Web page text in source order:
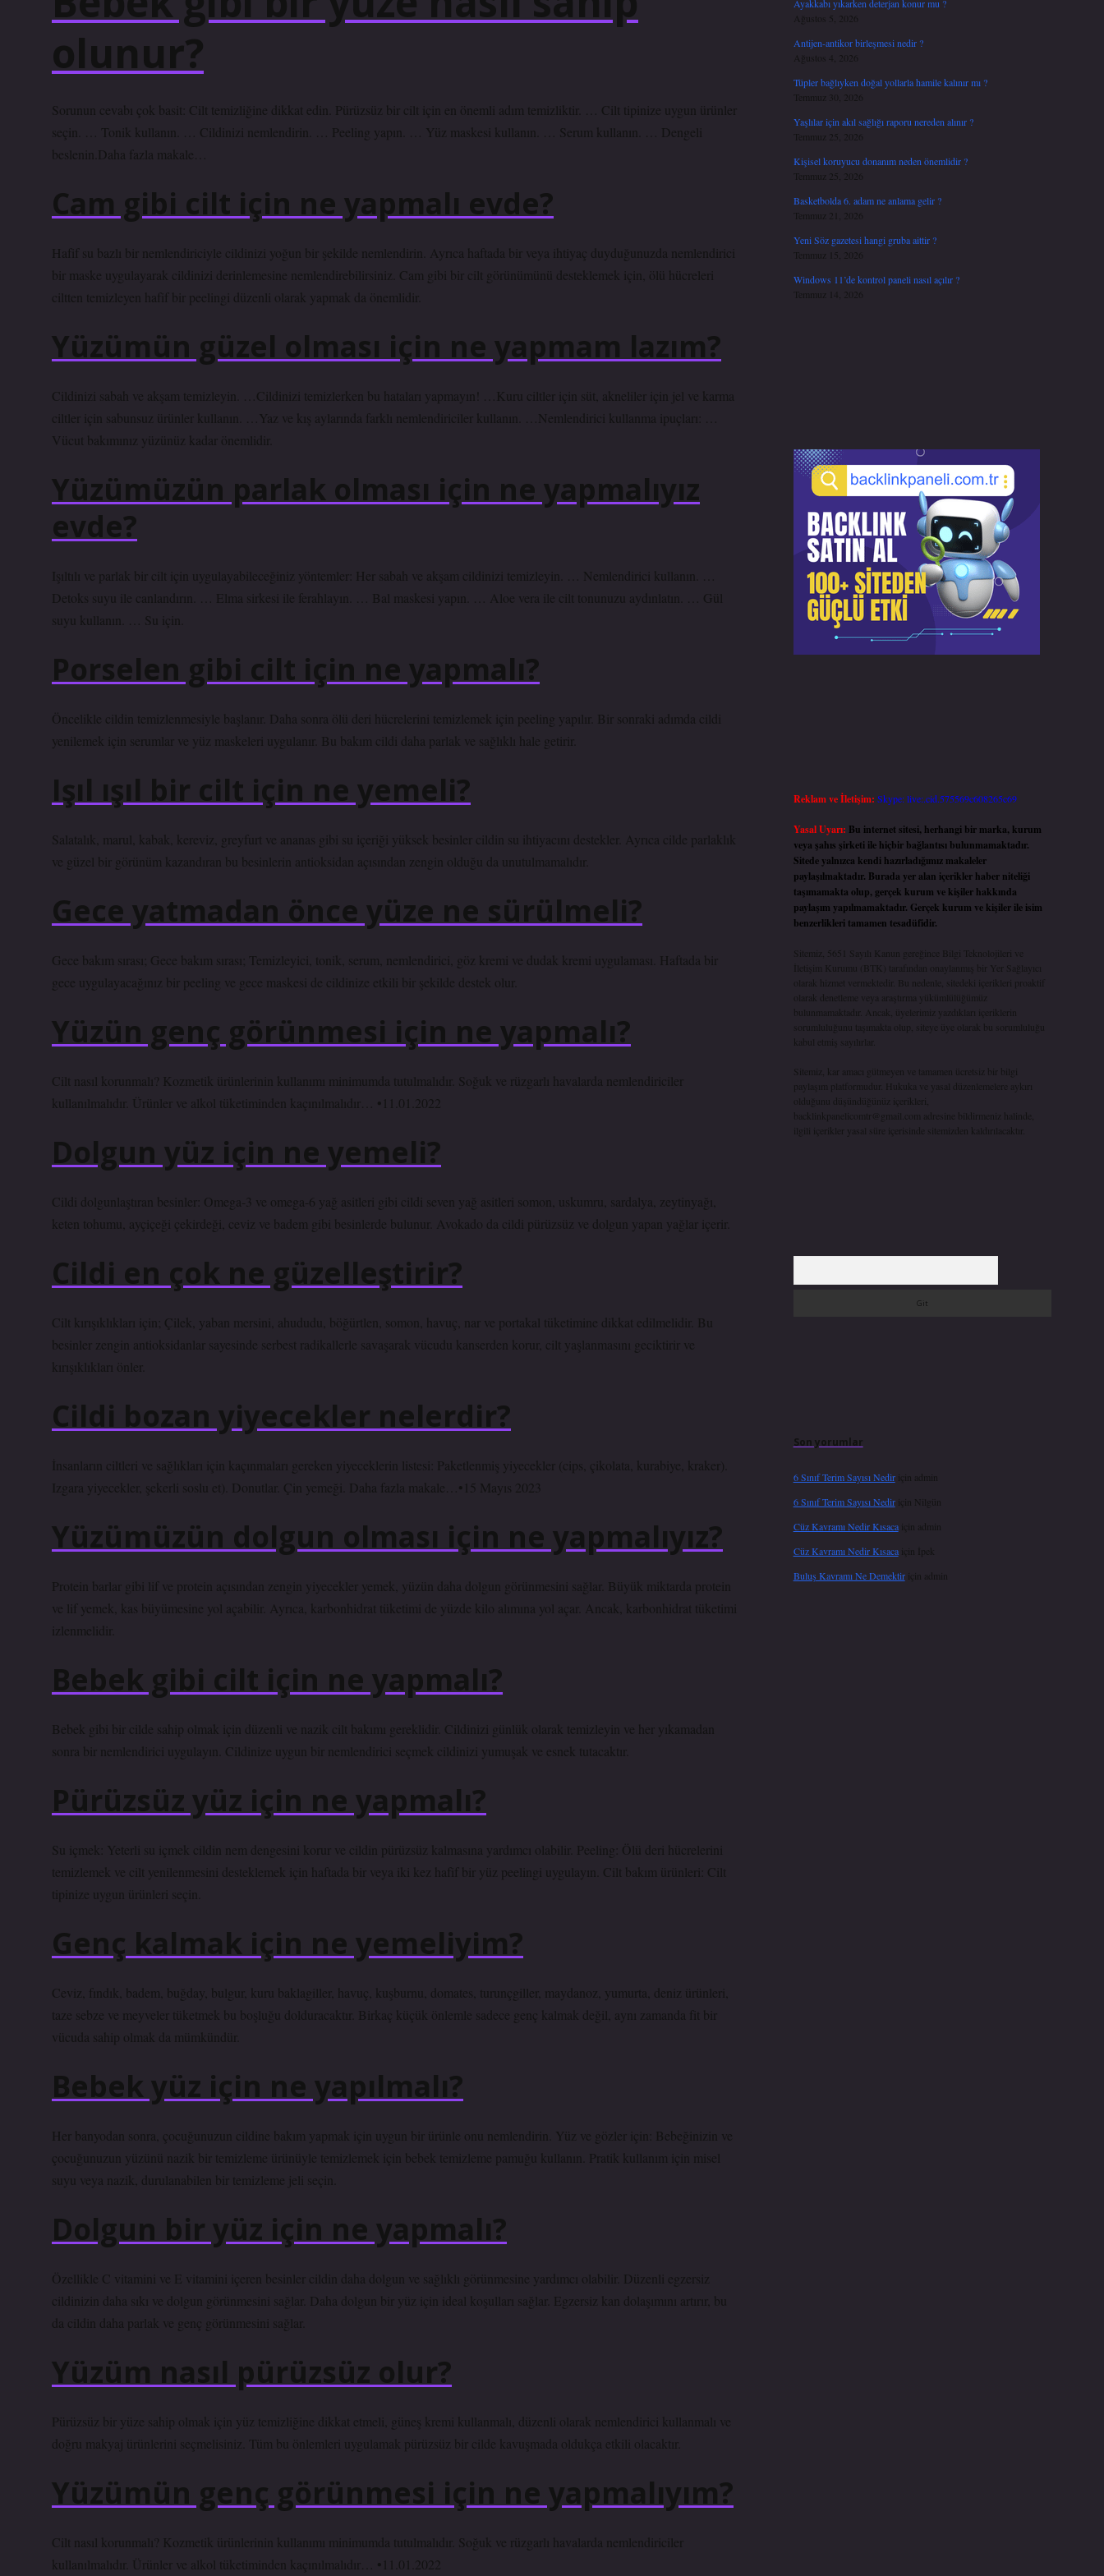
olunur?
Sorunun cevabı çok basit: Cilt temizliğine dikkat edin. Pürüzsüz bir cilt için en önemli adım temizliktir. … Cilt tipinize uygun ürünler
seçin. … Tonik kullanın. … Cildinizi nemlendirin. … Peeling yapın. … Yüz maskesi kullanın. … Serum kullanın. … Dengeli
beslenin.Daha fazla makale…
Cam gibi cilt için ne yapmalı evde?
Hafif su bazlı bir nemlendiriciyle cildinizi yoğun bir şekilde nemlendirin. Ayrıca haftada bir veya ihtiyaç duyduğunuzda nemlendirici
bir maske uygulayarak cildinizi derinlemesine nemlendirebilirsiniz. Cam gibi bir cilt görünümünü desteklemek için, ölü hücreleri
ciltten temizleyen hafif bir peelingi düzenli olarak yapmak da önemlidir.
Yüzümün güzel olması için ne yapmam lazım?
Cildinizi sabah ve akşam temizleyin. …Cildinizi temizlerken bu hataları yapmayın! …Kuru ciltler için süt, akneliler için jel ve karma
ciltler için sabunsuz ürünler kullanın. …Yaz ve kış aylarında farklı nemlendiriciler kullanın. …Nemlendirici kullanma ipuçları: …
Vücut bakımınız yüzünüz kadar önemlidir.
Yüzümüzün parlak olması için ne yapmalıyız
evde?
Işıltılı ve parlak bir cilt için uygulayabileceğiniz yöntemler: Her sabah ve akşam cildinizi temizleyin. … Nemlendirici kullanın. …
Detoks suyu ile canlandırın. … Elma sirkesi ile ferahlayın. … Bal maskesi yapın. … Aloe vera ile cilt tonunuzu aydınlatın. … Gül
suyu kullanın. … Su için.
Porselen gibi cilt için ne yapmalı?
Öncelikle cildin temizlenmesiyle başlanır. Daha sonra ölü deri hücrelerini temizlemek için peeling yapılır. Bir sonraki adımda cildi
yenilemek için serumlar ve yüz maskeleri uygulanır. Bu bakım cildi daha parlak ve sağlıklı hale getirir.
Işıl ışıl bir cilt için ne yemeli?
Salatalık, marul, kabak, kereviz, greyfurt ve ananas gibi su içeriği yüksek besinler cildin su ihtiyacını destekler. Ayrıca cilde parlaklık
ve güzel bir görünüm kazandıran bu besinlerin antioksidan açısından zengin olduğu da unutulmamalıdır.
Gece yatmadan önce yüze ne sürülmeli?
Gece bakım sırası; Gece bakım sırası; Temizleyici, tonik, serum, nemlendirici, göz kremi ve dudak kremi uygulaması. Haftada bir
gece uygulayacağınız bir peeling ve gece maskesi de cildinize etkili bir şekilde destek olur.
Yüzün genç görünmesi için ne yapmalı?
Cilt nasıl korunmalı? Kozmetik ürünlerinin kullanımı minimumda tutulmalıdır. Soğuk ve rüzgarlı havalarda nemlendiriciler
kullanılmalıdır. Ürünler ve alkol tüketiminden kaçınılmalıdır… •11.01.2022
Dolgun yüz için ne yemeli?
Cildi dolgunlaştıran besinler: Omega-3 ve omega-6 yağ asitleri gibi cildi seven yağ asitleri somon, uskumru, sardalya, zeytinyağı,
keten tohumu, ayçiçeği çekirdeği, ceviz ve badem gibi besinlerde bulunur. Avokado da cildi pürüzsüz ve dolgun yapan yağlar içerir.
Cildi en çok ne güzelleştirir?
Cilt kırışıklıkları için; Çilek, yaban mersini, ahududu, böğürtlen, somon, havuç, nar ve portakal tüketimine dikkat edilmelidir. Bu
besinler zengin antioksidanlar sayesinde serbest radikallerle savaşarak vücudu kanserden korur, cilt yaşlanmasını geciktirir ve
kırışıklıkları önler.
Cildi bozan yiyecekler nelerdir?
İnsanların ciltleri ve sağlıkları için kaçınmaları gereken yiyeceklerin listesi: Paketlenmiş yiyecekler (cips, çikolata, kurabiye, kraker).
Izgara yiyecekler, şekerli soslu et). Donutlar. Çin yemeği. Daha fazla makale…•15 Mayıs 2023
Yüzümüzün dolgun olması için ne yapmalıyız?
Protein barlar gibi lif ve protein açısından zengin yiyecekler yemek, yüzün daha dolgun görünmesini sağlar. Büyük miktarda protein
ve lif yemek, kas büyümesine yol açabilir. Ayrıca, karbonhidrat tüketimi de yüzde kilo alımına yol açar. Ancak, karbonhidrat tüketimi
izlenmelidir.
Bebek gibi cilt için ne yapmalı?
Bebek gibi bir cilde sahip olmak için düzenli ve nazik cilt bakımı gereklidir. Cildinizi günlük olarak temizleyin ve her yıkamadan
sonra bir nemlendirici uygulayın. Cildinize uygun bir nemlendirici seçmek cildinizi yumuşak ve esnek tutacaktır.
Pürüzsüz yüz için ne yapmalı?
Su içmek: Yeterli su içmek cildin nem dengesini korur ve cildin pürüzsüz kalmasına yardımcı olabilir. Peeling: Ölü deri hücrelerini
temizlemek ve cilt yenilenmesini desteklemek için haftada bir veya iki kez hafif bir yüz peelingi uygulayın. Cilt bakım ürünleri: Cilt
tipinize uygun ürünleri seçin.
Genç kalmak için ne yemeliyim?
Ceviz, fındık, badem, buğday, bulgur, kuru baklagiller, havuç, kuşburnu, domates, turunçgiller, maydanoz, yumurta, deniz ürünleri,
taze sebze ve meyveler tüketmek bu boşluğu dolduracaktır. Birkaç küçük önlemle sadece genç kalmak değil, aynı zamanda fit bir
vücuda sahip olmak da mümkündür.
Bebek yüz için ne yapılmalı?
Her banyodan sonra, çocuğunuzun cildine bakım yapmak için uygun bir ürünle onu nemlendirin. Yüz ve gözler için: Bebeğinizin ve
çocuğunuzun yüzünü nazik bir temizleme ürünüyle temizlemek için bebek temizleme pamuğu kullanın. Pratik kullanım için misel
suyu veya nazik, durulanabilen bir temizleme jeli seçin.
Dolgun bir yüz için ne yapmalı?
Özellikle C vitamini ve E vitamini içeren besinler cildin daha dolgun ve sağlıklı görünmesine yardımcı olabilir. Düzenli egzersiz
cildinizin daha sıkı ve dolgun görünmesini sağlar. Daha dolgun bir yüz için ideal koşulları sağlar. Egzersiz kan dolaşımını artırır, bu
da cildin daha parlak ve genç görünmesini sağlar.
Yüzüm nasıl pürüzsüz olur?
Pürüzsüz bir yüze sahip olmak için yüz temizliğine dikkat etmeli, güneş kremi kullanmalı, düzenli olarak nemlendirici kullanmalı ve
doğru makyaj ürünlerini seçmelisiniz. Tüm bu önlemleri uygulamak pürüzsüz bir cilde kavuşmada oldukça etkili olacaktır.
Yüzümün genç görünmesi için ne yapmalıyım?
Cilt nasıl korunmalı? Kozmetik ürünlerinin kullanımı minimumda tutulmalıdır. Soğuk ve rüzgarlı havalarda nemlendiriciler
kullanılmalıdır. Ürünler ve alkol tüketiminden kaçınılmalıdır… •11.01.2022
Ayakkabı yıkarken deterjan konur mu ?
Ağustos 5, 2026
Antijen-antikor birleşmesi nedir ?
Ağustos 4, 2026
Tüpler bağlıyken doğal yollarla hamile kalınır mı ?
Temmuz 30, 2026
Yaşlılar için akıl sağlığı raporu nereden alınır ?
Temmuz 25, 2026
Kişisel koruyucu donanım neden önemlidir ?
Temmuz 25, 2026
Basketbolda 6. adam ne anlama gelir ?
Temmuz 21, 2026
Yeni Söz gazetesi hangi gruba aittir ?
Temmuz 15, 2026
Windows 11’de kontrol paneli nasıl açılır ?
Temmuz 14, 2026
Reklam ve İletişim: Skype: live:.cid.575569c608265c69
Yasal Uyarı: Bu internet sitesi, herhangi bir marka, kurum
veya şahıs şirketi ile hiçbir bağlantısı bulunmamaktadır.
Sitede yalnızca kendi hazırladığımız makaleler
paylaşılmaktadır. Burada yer alan içerikler haber niteliği
taşımamakta olup, gerçek kurum ve kişiler hakkında
paylaşım yapılmamaktadır. Gerçek kurum ve kişiler ile isim
benzerlikleri tamamen tesadüfidir.
Sitemiz, 5651 Sayılı Kanun gereğince Bilgi Teknolojileri ve
İletişim Kurumu (BTK) tarafından onaylanmış bir Yer Sağlayıcı
olarak hizmet vermektedir. Bu nedenle, sitedeki içerikleri proaktif
olarak denetleme veya araştırma yükümlülüğümüz
bulunmamaktadır. Ancak, üyelerimiz yazdıkları içeriklerin
sorumluluğunu taşımakta olup, siteye üye olarak bu sorumluluğu
kabul etmiş sayılırlar.
Sitemiz, kar amacı gütmeyen ve tamamen ücretsiz bir bilgi
paylaşım platformudur. Hukuka ve yasal düzenlemelere aykırı
olduğunu düşündüğünüz içerikleri,
backlinkpanelicomtr@gmail.com
adresine bildirmeniz halinde,
ilgili içerikler yasal süre içerisinde sitemizden kaldırılacaktır.
Son yorumlar
6 Sınıf Terim Sayısı Nediriçin
admin
6 Sınıf Terim Sayısı Nediriçin Nilgün
Cüz Kavramı Nedir Kısacaiçin
admin
Cüz Kavramı Nedir Kısacaiçin İpek
Buluş Kavramı Ne Demektiriçin admin